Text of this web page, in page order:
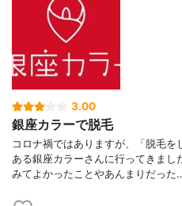
3.00
銀座カラーで脱毛
コロナ禍ではありますが、「脱毛
ある銀座カラーさんに行ってきま
みてよかったことやあんまりだった